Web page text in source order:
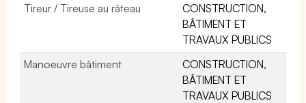
Tireur / Tireuse au râteau
CONSTRUCTION,
BÂTIMENT ET
TRAVAUX PUBLICS
Manoeuvre bâtiment
CONSTRUCTION,
BÂTIMENT ET
TRAVAUX PUBLICS